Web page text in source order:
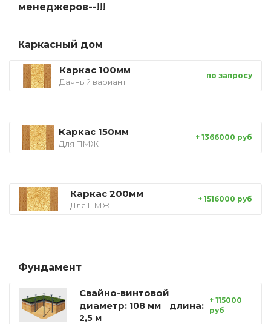
менеджеров--!!!
Каркасный дом
Каркас 100мм
Дачный вариант
по запросу
Каркас 150мм
Для ПМЖ
+ 1366000 руб
Каркас 200мм
Для ПМЖ
+ 1516000 руб
Фундамент
Свайно-винтовой
диаметр: 108 мм длина:
2,5 м
+ 115000
руб